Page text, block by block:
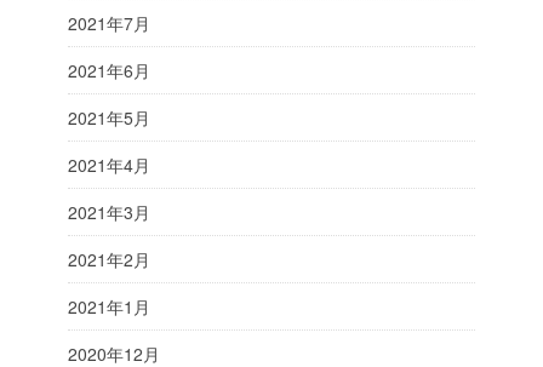
2021年7月
2021年6月
2021年5月
2021年4月
2021年3月
2021年2月
2021年1月
2020年12月